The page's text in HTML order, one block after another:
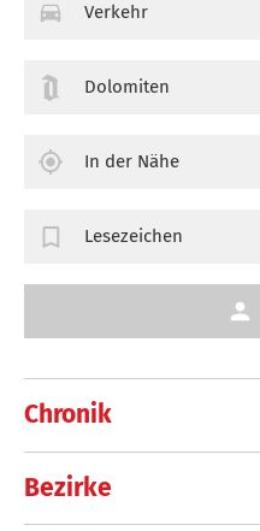
Chronik
Bezirke
Verkehr
Dolomiten
In der Nähe
Lesezeichen